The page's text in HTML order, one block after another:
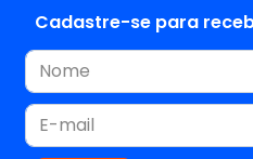
Cadastre-se para